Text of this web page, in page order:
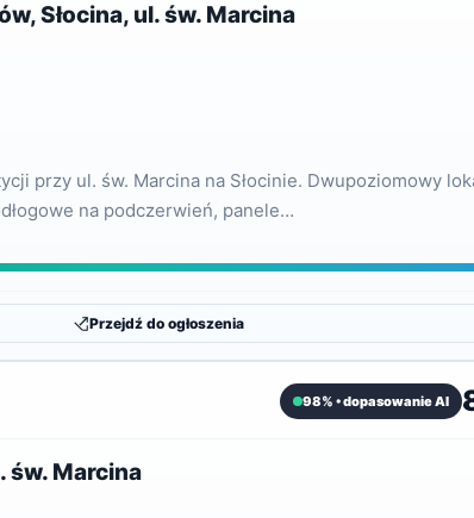
Słocina, ul. św. Marcina
przy ul. św. Marcina na Słocinie. Dwupoziomowy
na podczerwień, panele…
Przejdź do ogłoszenia
98% • dopasowanie AI
św. Marcina